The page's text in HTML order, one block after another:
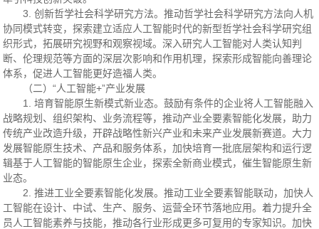
3. 创新哲学社会科学研究方法。推动哲学社会科学研究方法向人机
协同模式转变，探索建立适应人工智能时代的新型哲学社会科学研究组
织形式，拓展研究视野和观察视域。深入研究人工智能对人类认知判
断、伦理规范等方面的深层次影响和作用机理，探索形成智能向善理论
体系，促进人工智能更好造福人类。
（二）“人工智能+”产业发展
1. 培育智能原生新模式新业态。鼓励有条件的企业将人工智能融入
战略规划、组织架构、业务流程等，推动产业全要素智能化发展，助力
传统产业改造升级，开辟战略性新兴产业和未来产业发展新赛道。大力
发展智能原生技术、产品和服务体系，加快培育一批底层架构和运行逻
辑基于人工智能的智能原生企业，探索全新商业模式，催生智能原生新
业态。
2. 推进工业全要素智能化发展。推动工业全要素智能联动，加快人
工智能在设计、中试、生产、服务、运营全环节落地应用。着力提升全
员人工智能素养与技能，推动各行业形成更多可复用的专家知识。加快